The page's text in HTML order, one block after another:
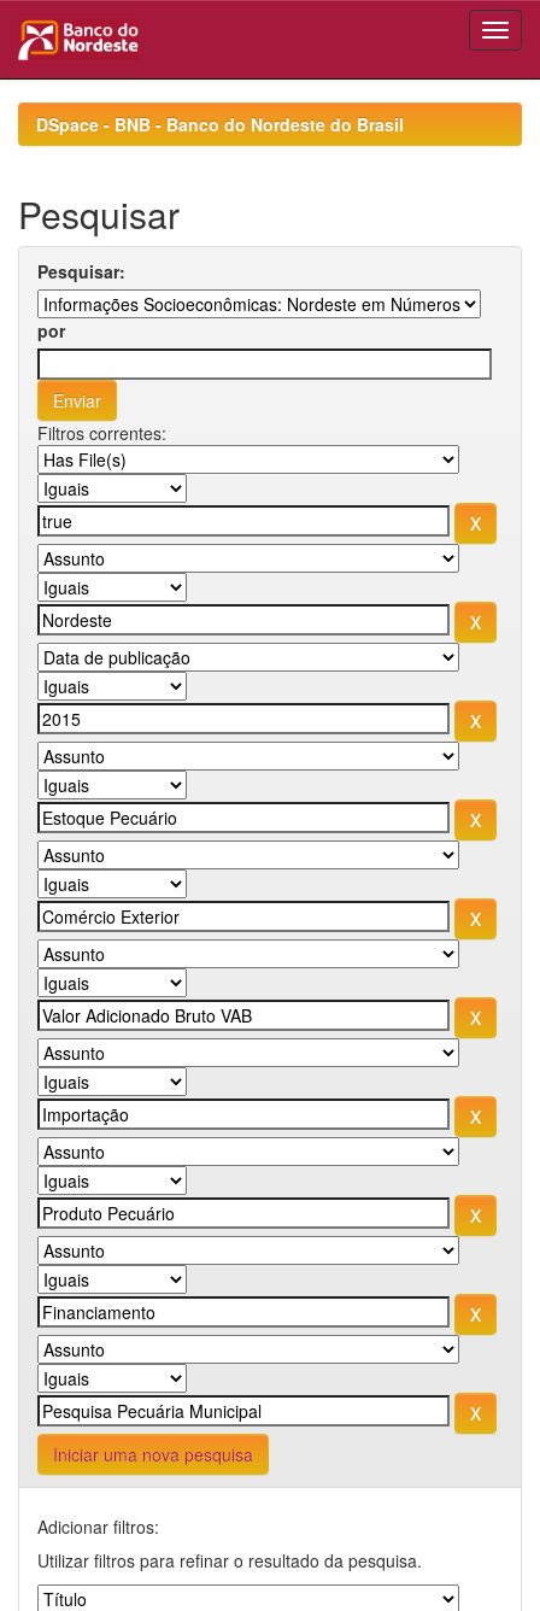
navigationDSpace - BNB - Banco do Nordeste do Brasil
Pesquisar
Pesquisar:
por
Filtros correntes:
Iniciar uma nova pesquisa
Adicionar filtros:
Utilizar filtros para refinar o resultado da pesquisa.